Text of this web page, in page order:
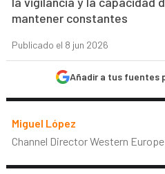
mantener constantes
Publicado el 8 jun 2026
Añadir a tus fuentes
Miguel López
Channel Director Western